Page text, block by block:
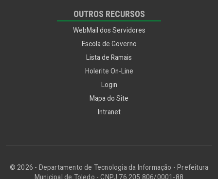
OUTROS RECURSOS
WebMail dos Servidores
Escola de Governo
Lista de Ramais
Holerite On-Line
Login
Mapa do Site
Intranet
© 2026 - Departamento de Tecnologia da Informação - Prefeitura
Municipal de Toledo - CNPJ 76.205.806/0001-88